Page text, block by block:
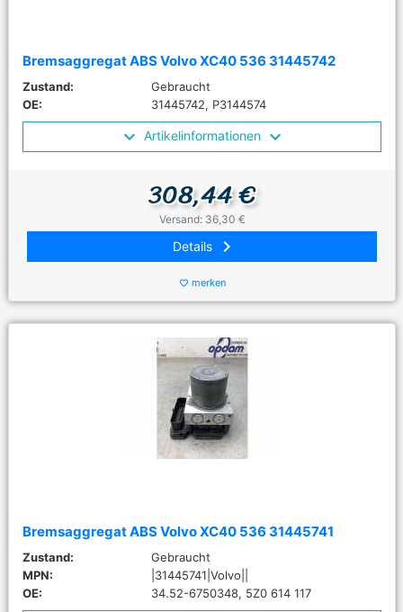
Bremsaggregat ABS Volvo XC40 536 31445742
Zustand:
Gebraucht
OE:
31445742, P3144574
Artikelinformationen
308,44 €
Versand: 36,30 €
Details keyboard_arrow_right
favorite_border merken
Bremsaggregat ABS Volvo XC40 536 31445741
Zustand:
Gebraucht
MPN:
|31445741|Volvo||
OE:
34.52-6750348, 5Z0 614 117